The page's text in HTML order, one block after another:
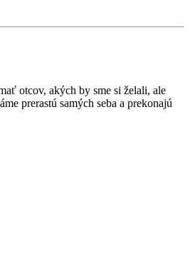
otcov, akých by sme si želali, ale
prerastú samých seba a prekonajú